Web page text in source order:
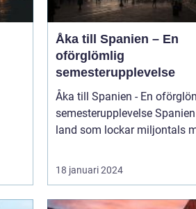
Åka till Spanien – En
oförglömlig
semesterupplevelse
Åka till Spanien - En
semesterupplevelse Spanien är ett
land som lockar miljontals
18 januari 2024